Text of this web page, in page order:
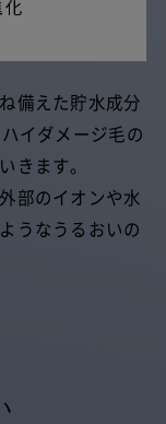
備えた貯水成分
イダメージ毛の
きます。
部のイオンや水
うなうるおいの